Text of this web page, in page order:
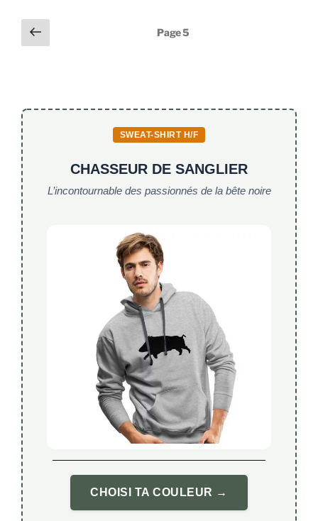
e
b
k
Pagination
des
Page
précédente
Page5
SWEAT-SHIRT H/F
CHASSEUR DE SANGLIER
L’incontournable des passionnés de la bête noire
CHOISI TA COULEUR →